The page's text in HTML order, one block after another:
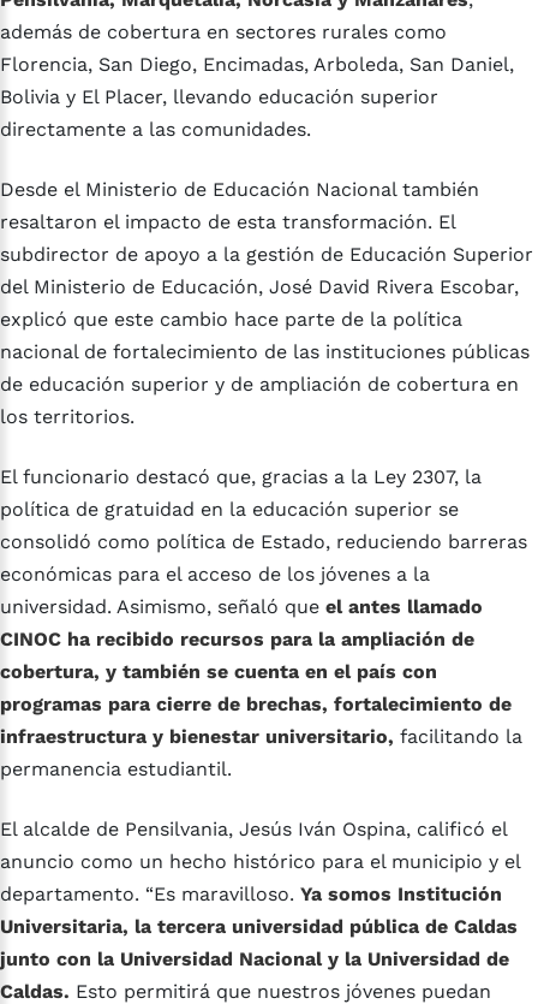
además de cobertura en sectores rurales como
Florencia, San Diego, Encimadas, Arboleda, San Daniel,
Bolivia y El Placer, llevando educación superior
directamente a las comunidades.
Desde el Ministerio de Educación Nacional también
resaltaron el impacto de esta transformación. El
subdirector de apoyo a la gestión de Educación Superior
del Ministerio de Educación, José David Rivera Escobar,
explicó que este cambio hace parte de la política
nacional de fortalecimiento de las instituciones públicas
de educación superior y de ampliación de cobertura en
los territorios.
El funcionario destacó que, gracias a la Ley 2307, la
política de gratuidad en la educación superior se
consolidó como política de Estado, reduciendo barreras
económicas para el acceso de los jóvenes a la
universidad. Asimismo, señaló que el antes llamado
CINOC ha recibido recursos para la ampliación de
cobertura, y también se cuenta en el país con
programas para cierre de brechas, fortalecimiento de
infraestructura y bienestar universitario, facilitando la
permanencia estudiantil.
El alcalde de Pensilvania, Jesús Iván Ospina, calificó el
anuncio como un hecho histórico para el municipio y el
departamento. “Es maravilloso. Ya somos Institución
Universitaria, la tercera universidad pública de Caldas
junto con la Universidad Nacional y la Universidad de
Caldas. Esto permitirá que nuestros jóvenes puedan